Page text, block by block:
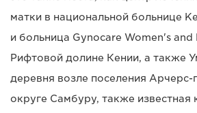
матки в национальной больнице
и больница Gynocare Women's and
Рифтовой долине Кении, а также
деревня возле поселения Арчерс-
округе Самбуру, также известная